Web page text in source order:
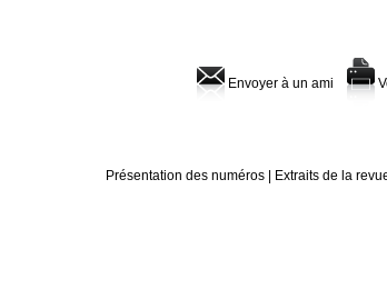
Envoyer à un ami
Présentation des numéros
Extraits de la